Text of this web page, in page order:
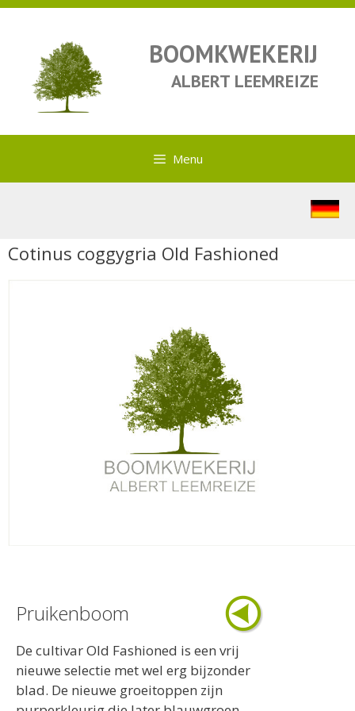
BOOMKWEKERIJ
ALBERT LEEMREIZE
Menu
Cotinus coggygria Old Fashioned
Pruikenboom
De cultivar Old Fashioned is een vrij
nieuwe selectie met wel erg bijzonder
blad. De nieuwe groeitoppen zijn